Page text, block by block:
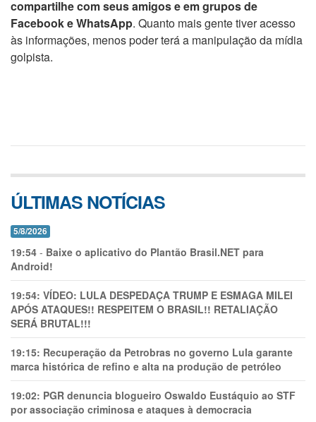
compartilhe com seus amigos e em grupos de
Facebook e WhatsApp. Quanto mais gente tiver acesso
às informações, menos poder terá a manipulação da mídia
golpista.
ÚLTIMAS NOTÍCIAS
5/8/2026
19:54 - Baixe o aplicativo do Plantão Brasil.NET para
Android!
19:54: VÍDEO: LULA DESPEDAÇA TRUMP E ESMAGA MILEI
APÓS ATAQUES!! RESPEITEM O BRASIL!! RETALIAÇÃO
SERÁ BRUTAL!!!
19:15: Recuperação da Petrobras no governo Lula garante
marca histórica de refino e alta na produção de petróleo
19:02: PGR denuncia blogueiro Oswaldo Eustáquio ao STF
por associação criminosa e ataques à democracia